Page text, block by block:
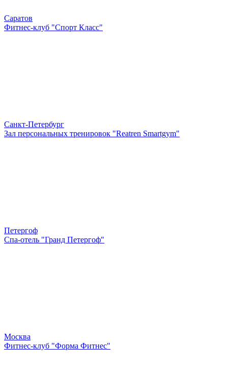
Саратов
Фитнес-клуб "Спорт Класс"
Санкт-Петербург
Зал персональных тренировок "Reatren Smartgym"
Петергоф
Спа-отель "Гранд Петергоф"
Москва
Фитнес-клуб "Форма Фитнес"